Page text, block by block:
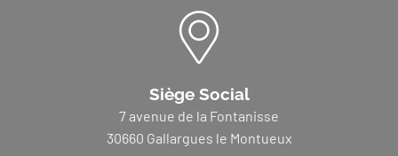
Siège Social
7 avenue de la Fontanisse
30660 Gallargues le Montueux